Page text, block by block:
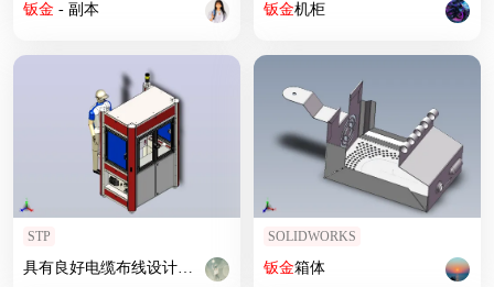
钣金 - 副本 钣金机柜
STP
具有良好电缆布线设计的 钣金机架 结构
SOLIDWORKS
钣金箱体